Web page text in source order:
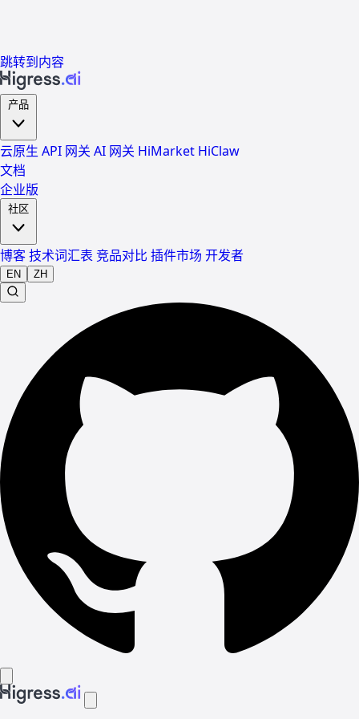
跳转到内容
云原生 API 网关 AI 网关 HiMarket HiClaw
文档
企业版
博客技术词汇表 竞品对比 插件市场 开发者
EN ZH